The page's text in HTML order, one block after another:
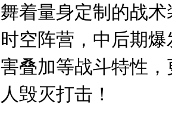
舞着量身定制的战
时空阵营，中后期
害叠加等战斗特性
人毁灭打击！